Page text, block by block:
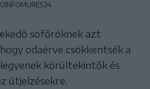
INFOMURES24
sofőröknek azt
odaérve csökkentsék a
körültekintők és
útjelzésekre.